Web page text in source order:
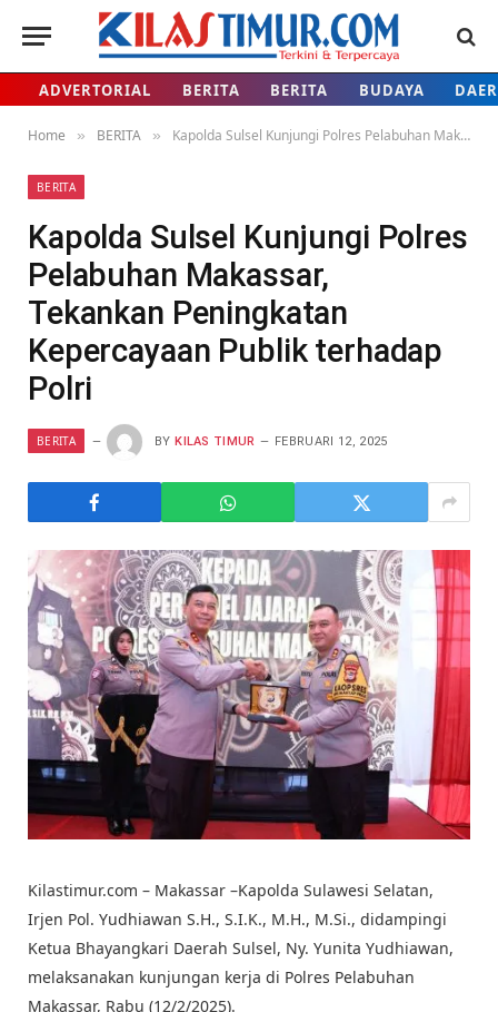
ADVERTORIAL BERITA BERITA BUDAYA
Home » BERITA » Kapolda Sulsel Kunjungi Polres Pelabuhan Makassar, Tekankan Peningkatan Kepercayaan Publik terhadap Polri
BERITA
Kapolda Sulsel Kunjungi Polres
Pelabuhan Makassar,
Tekankan Peningkatan
Kepercayaan Publik terhadap
Polri
BERITA BY KILAS TIMUR FEBRUARI 12, 2025
Kilastimur.com – Makassar –Kapolda Sulawesi Selatan,
Irjen Pol. Yudhiawan S.H., S.I.K., M.H., M.Si., didampingi
Ketua Bhayangkari Daerah Sulsel, Ny. Yunita Yudhiawan,
melaksanakan kunjungan kerja di Polres Pelabuhan
Makassar, Rabu (12/2/2025).